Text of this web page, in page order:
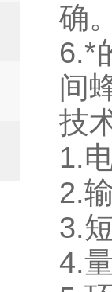
确
6.*
间
技
1.
2.
3.
4.